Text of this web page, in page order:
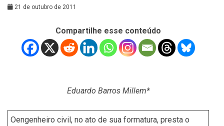
21 de outubro de 2011
Compartilhe esse conteúdo
Eduardo Barros Millem*
Oengenheiro civil, no ato de sua formatura, presta o